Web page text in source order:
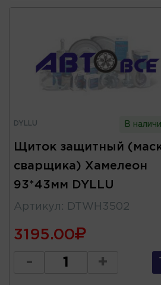
DYLLU В
Щиток защитный
сварщика) Хамелеон
93*43мм DYLLU
Артикул : DTWH3502
3195.00
- +